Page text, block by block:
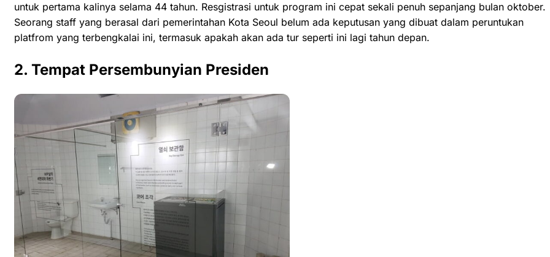
untuk pertama kalinya selama 44 tahun. Resgistrasi untuk program ini cepat sekali penuh sepanjang bulan oktober.
Seorang staff yang berasal dari pemerintahan Kota Seoul belum ada keputusan yang dibuat dalam peruntukan
platfrom yang terbengkalai ini, termasuk apakah akan ada tur seperti ini lagi tahun depan.
2. Tempat Persembunyian Presiden